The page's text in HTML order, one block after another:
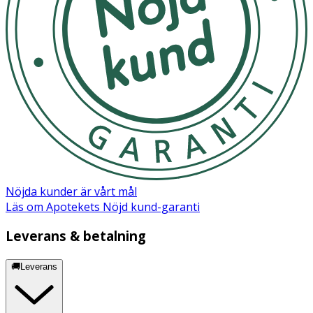
Hydrolyzed Wheat Starch, Panthenol, Behentrimonium
Methosulfate, Menthol, Dipropylene Glycol, Citric Acid,
Phenoxyethanol, Sodium Benzoate
Nöjda kunder är vårt mål
Läs om Apotekets Nöjd kund-garanti
Leverans & betalning
🚚Leverans